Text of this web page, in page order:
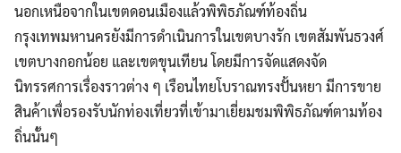
นอกเหนือจากในเขตดอนเมืองแล้วพิพิธภัณฑ์ท้องถิ่น
กรุงเทพมหานครยังมีการดำเนินการในเขตบางรัก เขตสัมพันธวงศ์
เขตบางกอกน้อย และเขตขุนเทียน โดยมีการจัดแสดงจัด
นิทรรศการเรื่องราวต่าง ๆ เรือนไทยโบราณทรงปั้นหยา มีการขาย
สินค้าเพื่อรองรับนักท่องเที่ยวที่เข้ามาเยี่ยมชมพิพิธภัณฑ์ตามท้อง
ถิ่นนั้นๆ